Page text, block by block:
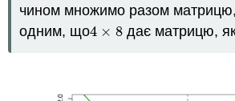
чином множимо разом
одним, що4 × 8
4 ×8 дає матрицю,